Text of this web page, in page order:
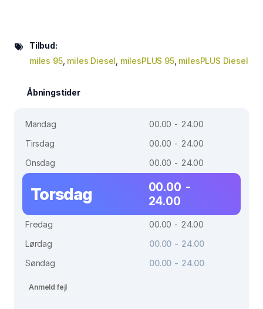
Tilbud:
miles 95, miles Diesel milesPLUS 95, milesPLUS Diesel
Åbningstider
Mandag
00.00 - 24.00
Tirsdag
00.00 - 24.00
Onsdag
00.00 - 24.00
Torsdag
00.00 -
24.00
Fredag
00.00 - 24.00
Lørdag
00.00 - 24.00
Søndag
00.00 - 24.00
Anmeld fejl